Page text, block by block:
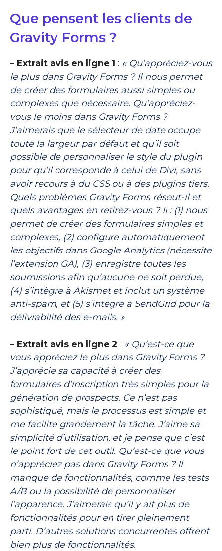
Que pensent les clients de
Gravity Forms ?
– Extrait avis en ligne 1 : « Qu’appréciez-vous
le plus dans Gravity Forms ? Il nous permet
de créer des formulaires aussi simples ou
complexes que nécessaire. Qu’appréciez-
vous le moins dans Gravity Forms ?
J’aimerais que le sélecteur de date occupe
toute la largeur par défaut et qu’il soit
possible de personnaliser le style du plugin
pour qu’il corresponde à celui de Divi, sans
avoir recours à du CSS ou à des plugins tiers.
Quels problèmes Gravity Forms résout-il et
quels avantages en retirez-vous ? Il : (1) nous
permet de créer des formulaires simples et
complexes, (2) configure automatiquement
les objectifs dans Google Analytics (nécessite
l’extension GA), (3) enregistre toutes les
soumissions afin qu’aucune ne soit perdue,
(4) s’intègre à Akismet et inclut un système
anti-spam, et (5) s’intègre à SendGrid pour la
délivrabilité des e-mails. »
– Extrait avis en ligne 2 : « Qu’est-ce que
vous appréciez le plus dans Gravity Forms ?
J’apprécie sa capacité à créer des
formulaires d’inscription très simples pour la
génération de prospects. Ce n’est pas
sophistiqué, mais le processus est simple et
me facilite grandement la tâche. J’aime sa
simplicité d’utilisation, et je pense que c’est
le point fort de cet outil. Qu’est-ce que vous
n’appréciez pas dans Gravity Forms ? Il
manque de fonctionnalités, comme les tests
A/B ou la possibilité de personnaliser
l’apparence. J’aimerais qu’il y ait plus de
fonctionnalités pour en tirer pleinement
parti. D’autres solutions concurrentes offrent
bien plus de fonctionnalités.